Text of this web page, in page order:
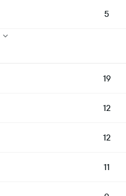
5
19
12
12
11